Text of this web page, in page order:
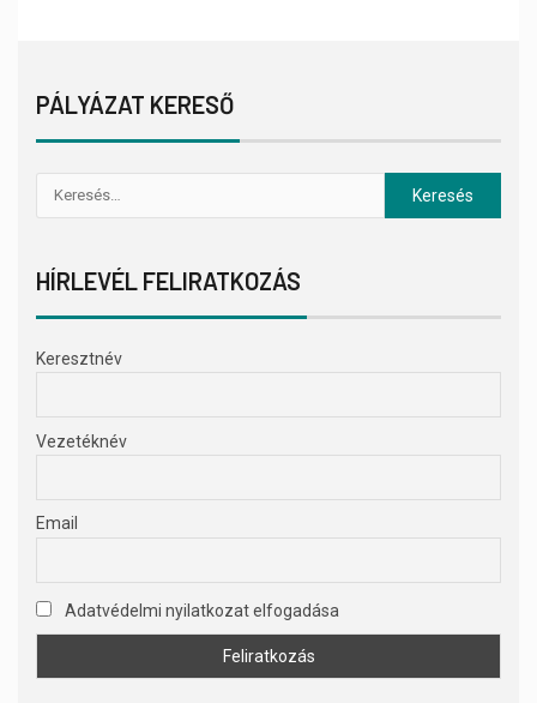
PÁLYÁZAT KERESŐ
HÍRLEVÉL FELIRATKOZÁS
Keresztnév
Vezetéknév
Email
Adatvédelmi nyilatkozat elfogadása